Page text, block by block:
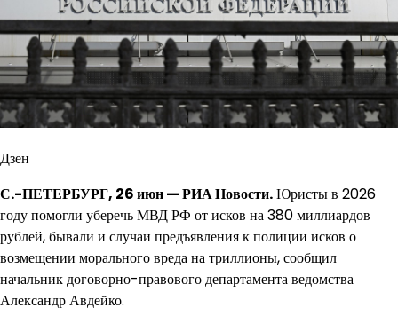
Дзен
С.-ПЕТЕРБУРГ, 26 июн — РИА Новости.Юристы в 2026
году помогли уберечь МВД РФ от исков на 380 миллиардов
рублей, бывали и случаи предъявления к полиции исков о
возмещении морального вреда на триллионы, сообщил
начальник договорно-правового департамента ведомства
Александр Авдейко.